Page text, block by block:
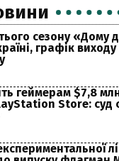
сезону «Дому
графік виходу
геймерам $7,8
Store: суд